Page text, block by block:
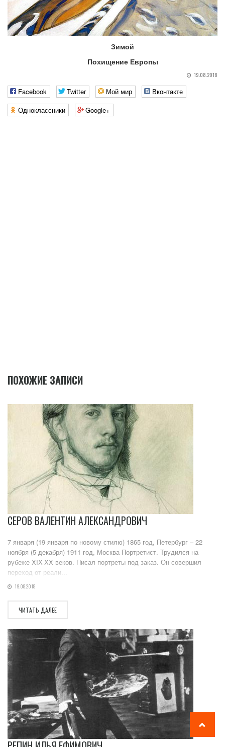
Зимой
Похищение Европы
19.08.2018
Facebook Twitter Мой мир
Вконтакте
Одноклассники
Google+
ПОХОЖИЕ ЗАПИСИ
СЕРОВ ВАЛЕНТИН АЛЕКСАНДРОВИЧ
7 января (19 января по новому стилю) 1865 год, Петербург – 22
ноября (5 декабря) 1911 год, Москва Портретист. Трудился на
рубеже XIX-XX веков. Писал портреты под заказ. Он совершил
переход от реали...
19.08.2018
ЧИТАТЬ ДАЛЕЕ